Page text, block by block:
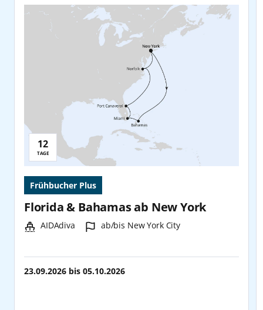
Reisedauer:
12
TAGE
Frühbucher Plus
Florida & Bahamas ab New York
Schiff:
AIDAdiva Hafen:
ab/bis New York City
23.09.2026 bis 05.10.2026